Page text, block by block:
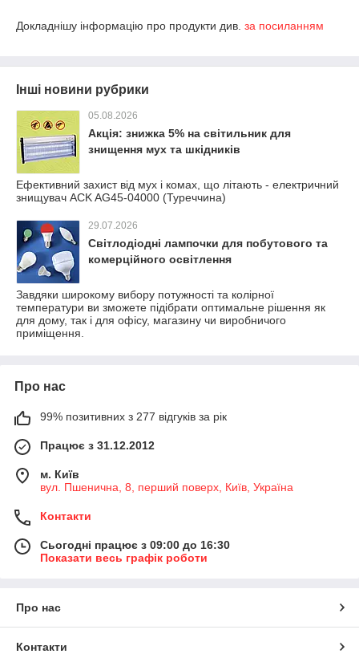
Докладнішу інформацію про продукти див. за посиланням
Інші новини рубрики
05.08.2026
Акція: знижка 5% на світильник для
знищення мух та шкідників
Ефективний захист від мух і комах, що літають - електричний
знищувач ACK AG45-04000 (Туреччина)
29.07.2026
Світлодіодні лампочки для побутового та
комерційного освітлення
Завдяки широкому вибору потужності та колірної
температури ви зможете підібрати оптимальне рішення як
для дому, так і для офісу, магазину чи виробничого
приміщення.
Про нас
99% позитивних з 277 відгуків за рік
Працює з 31.12.2012
м. Київ
вул. Пшенична, 8, перший поверх, Київ, Україна
Контакти
Сьогодні працює з 09:00 до 16:30
Показати весь графік роботи
Про нас
Контакти